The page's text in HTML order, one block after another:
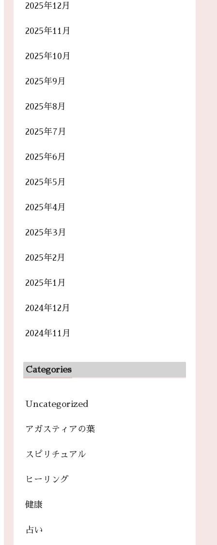
2025年12月
2025年11月
2025年10月
2025年9月
2025年8月
2025年7月
2025年6月
2025年5月
2025年4月
2025年3月
2025年2月
2025年1月
2024年12月
2024年11月
Categories
Uncategorized
アガスティアの葉
スピリチュアル
ヒーリング
健康
占い